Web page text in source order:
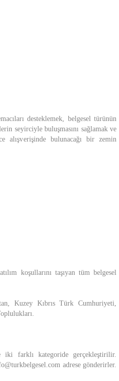
desteklemek, belgesel türünün
seyirciyle buluşmasını sağlamak ve
alışverişinde bulunacağı bir zemin
koşullarını taşıyan tüm belgesel
Kuzey Kıbrıs Türk Cumhuriyeti,
iki farklı kategoride gerçekleştirilir.
adrese gönderirler.